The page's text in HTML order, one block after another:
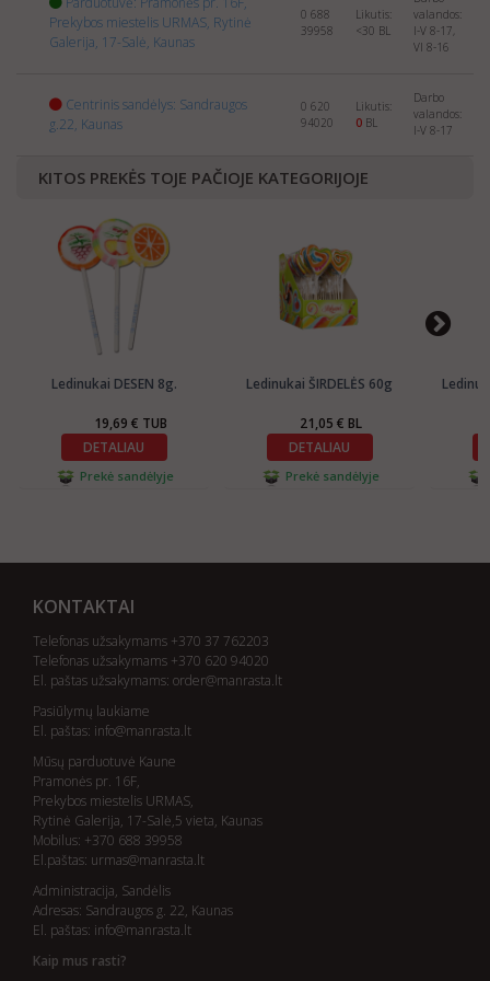
Prekybos miestelis URMAS, Rytinė
Galerija, 17-Salė, Kaunas
0 688
39958
Likutis:
<30 BL
valandos:
I-V 8-17,
VI 8-16
Centrinis sandėlys: Sandraugos
g.22, Kaunas
0 620
94020
Likutis:
0 BL
Darbo
valandos:
I-V 8-17
KITOS PREKĖS TOJE PAČIOJE KATEGORIJOJE
Ledinukai DESEN 8g.
19,69 € TUB
DETALIAU
Prekė sandėlyje
Ledinukai ŠIRDELĖS 60g
21,05 € BL
DETALIAU
Prekė sandėlyje
KONTAKTAI
Telefonas užsakymams +370 37 762203
Telefonas užsakymams +370 620 94020
El. paštas užsakymams: order@manrasta.lt
Pasiūlymų laukiame
El. paštas: info@manrasta.lt
Mūsų parduotuvė Kaune
Pramonės pr. 16F,
Prekybos miestelis URMAS,
Rytinė Galerija, 17-Salė,5 vieta, Kaunas
Mobilus: +370 688 39958
El.paštas: urmas@manrasta.lt
Administracija, Sandėlis
Adresas: Sandraugos g. 22, Kaunas
El. paštas: info@manrasta.lt
Kaip mus rasti?